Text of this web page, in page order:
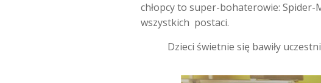
chłopcy to super-bohaterowie:
wszystkich postaci.
Dzieci świetnie się bawiły